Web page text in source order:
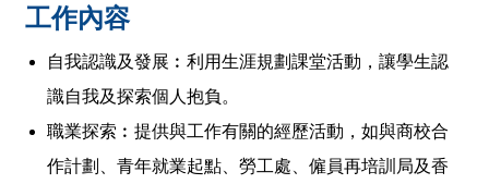
工作內容
自我認識及發展︰利用生涯規劃課堂活動，讓學生認
識自我及探索個人抱負。
職業探索︰提供與工作有關的經歷活動，如與商校合
作計劃、青年就業起點、勞工處、僱員再培訓局及香